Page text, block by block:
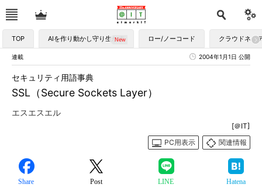
TOP AIを作り動かし守り生かす ロー/ノーコード クラウドネイ
連載 2004年1月1日 公開
SSL（Secure Sockets Layer）
セキュリティ用語事典
エスエスエル
[＠IT]
PC用表示
関連情報
Share Post LINE Hatena